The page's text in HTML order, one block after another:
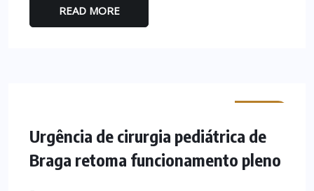
READ MORE
Urgência de cirurgia pediátrica de
Braga retoma funcionamento pleno